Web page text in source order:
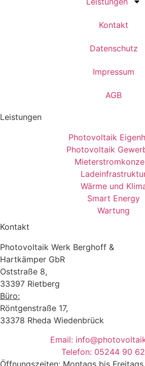
Kontakt
Datenschutz
Impressum
AGB
Leistungen
Photovoltaik
Photovoltaik
Wärme und
Smart Energy
Wartung
Kontakt
Photovoltaik Werk Berghoff &
Hartkämper GbR
Oststraße 8,
33397 Rietberg
Büro:
Röntgenstraße 17,
33378 Rheda Wiedenbrück
Email:
Telefon: 05244 90
Öffnungszeiten: Montags bis